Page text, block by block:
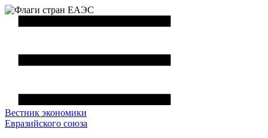
Вестник экономики
Евразийского союза